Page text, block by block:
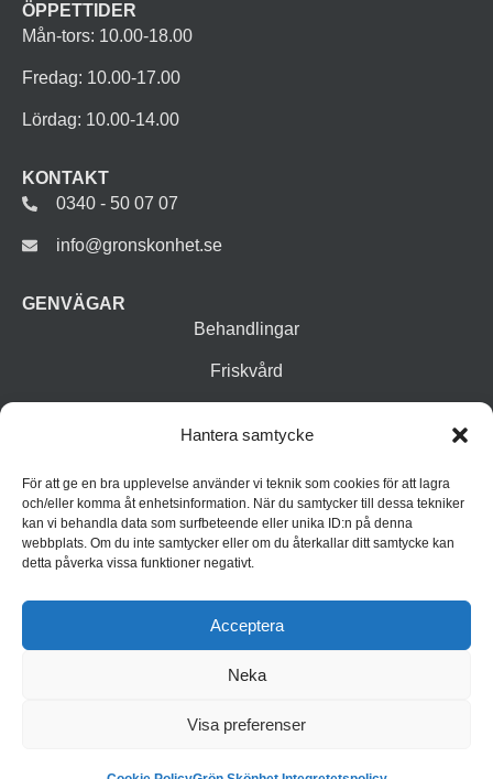
Hantera samtycke
För att ge en bra upplevelse använder vi teknik som cookies för att lagra
och/eller komma åt enhetsinformation. När du samtycker till dessa tekniker
kan vi behandla data som surfbeteende eller unika ID:n på denna
webbplats. Om du inte samtycker eller om du återkallar ditt samtycke kan
detta påverka vissa funktioner negativt.
Acceptera
Neka
Visa preferenser
ÖPPETTIDER
Mån-tors: 10.00-18.00
Fredag: 10.00-17.00
Lördag: 10.00-14.00
KONTAKT
0340 - 50 07 07
info@gronskonhet.se
GENVÄGAR
Behandlingar
Friskvård
Inspiration
Integritetspolicy